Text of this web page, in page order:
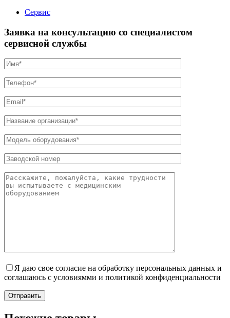
Сервис
Заявка на консультацию со специалистом
сервисной службы
Я даю свое согласие на обработку персональных данных и
соглашаюсь с условиямми и политикой конфиденциальности
Отправить